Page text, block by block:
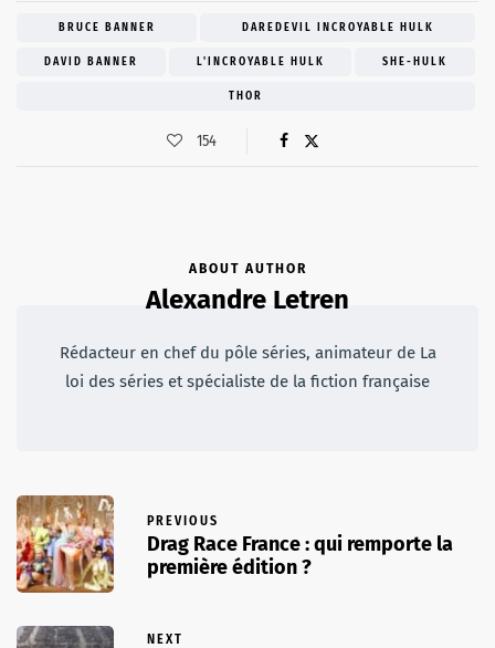
BRUCE BANNER DAREDEVIL INCROYABLE HULK
DAVID BANNER L'INCROYABLE HULK SHE-HULK
THOR
154
ABOUT AUTHOR
Alexandre Letren
Rédacteur en chef du pôle séries, animateur de La
loi des séries et spécialiste de la fiction française
PREVIOUS
Drag Race France : qui remporte la
première édition ?
NEXT